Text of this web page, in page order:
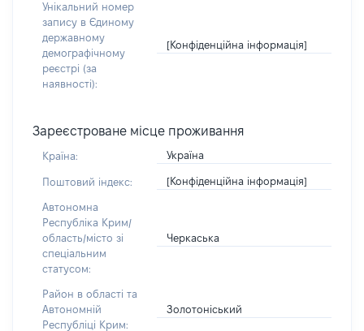
Унікальний номер
запису в Єдиному
державному
демографічному
реєстрі (за
наявності):
[Конфіденційна інформація]
Зареєстроване місце проживання
Країна: Україна
Поштовий індекс: [Конфіденційна інформація]
Автономна
Республіка Крим/
область/місто зі
спеціальним
статусом:
Черкаська
Район в області та
Автономній
Республіці Крим:
Золотоніський